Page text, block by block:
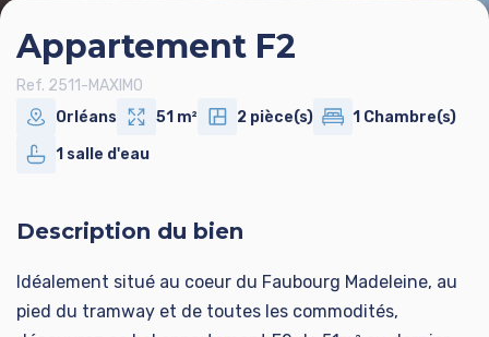
Appartement F2
Ref. 2511-MAXIMO
Orléans
51 m² 2 pièce(s) 1 Chambre(s)
1 salle d'eau
Description du bien
Idéalement situé au coeur du Faubourg Madeleine, au
pied du tramway et de toutes les commodités,